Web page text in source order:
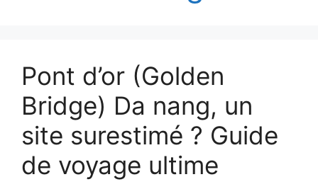
Pont d’or (Golden
Bridge) Da nang, un
site surestimé ? Guide
de voyage ultime